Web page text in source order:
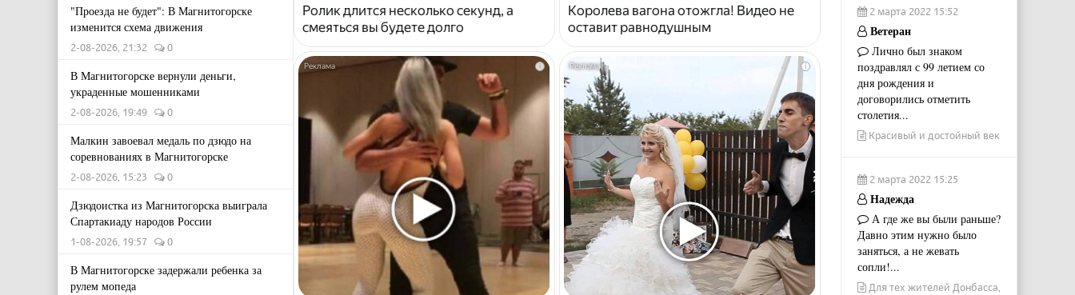
"Проезда не будет": В Магнитогорске
изменится схема движения
2-08-2026, 21:32 0
В Магнитогорске вернули деньги,
украденные мошенниками
2-08-2026, 19:49 0
Малкин завоевал медаль по дзюдо на
соревнованиях в Магнитогорске
2-08-2026, 15:23 0
Дзюдоистка из Магнитогорска выиграла
Спартакиаду народов России
1-08-2026, 19:57 0
В Магнитогорске задержали ребенка за
рулем мопеда
Ролик длится несколько секунд, а
смеяться вы будете долго
Королева вагона отожгла! Видео не
оставит равнодушным
i i
2 марта 2022 15:52
Ветеран
Лично был знаком
поздравлял с 99 летием со
дня рождения и
договорились отметить
столетия...
Красивый и достойный век
2 марта 2022 15:25
Надежда
А где же вы были раньше?
Давно этим нужно было
заняться, а не жевать
сопли!...
Для тех жителей Донбасса,